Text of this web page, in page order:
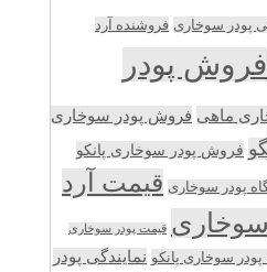
پودر سوخاری فروشنده آرد
فروش پودر
ماهی فروش پودر سوخاری
فروش پودر سوخاری پانکو
پودر سوخاری قیمت آرد
قیمت پودر سوخاری
سوخاری پانکو نمایندگی پودر